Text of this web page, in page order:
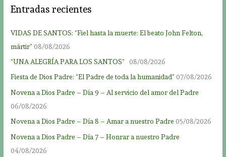
Entradas recientes
VIDAS DE SANTOS: “Fiel hasta la muerte: El beato John Felton,
mártir” 08/08/2026
“UNA ALEGRÍA PARA LOS SANTOS”
08/08/2026
Fiesta de Dios Padre: “El Padre de toda la humanidad” 07/08/2026
Novena a Dios Padre – Día 9 – Al servicio del amor del Padre
06/08/2026
Novena a Dios Padre – Día 8 – Amar a nuestro Padre 05/08/2026
Novena a Dios Padre – Día 7 – Honrar a nuestro Padre
04/08/2026